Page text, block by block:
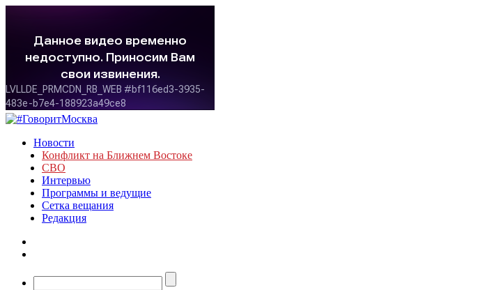
Новости
Конфликт на Ближнем Востоке
СВО
Интервью
Программы и ведущие
Сетка вещания
Редакция